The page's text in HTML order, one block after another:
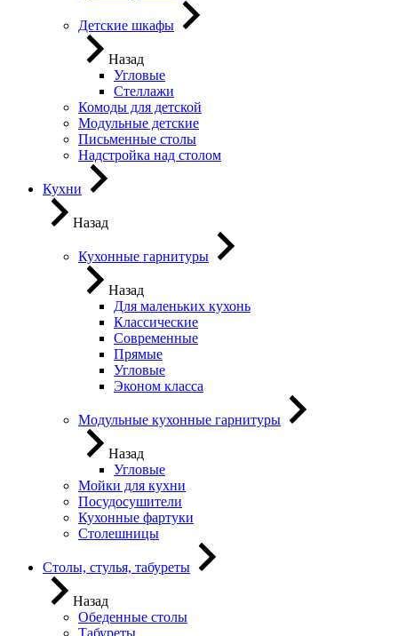
Детские шкафы
Назад
Угловые
Стеллажи
Комоды для детской
Модульные детские
Письменные столы
Надстройка над столом
Кухни
Назад
Кухонные гарнитуры
Назад
Для маленьких кухонь
Классические
Современные
Прямые
Угловые
Эконом класса
Модульные кухонные гарнитуры
Назад
Угловые
Мойки для кухни
Посудосушители
Кухонные фартуки
Столешницы
Столы, стулья, табуреты
Назад
Обеденные столы
Табуреты